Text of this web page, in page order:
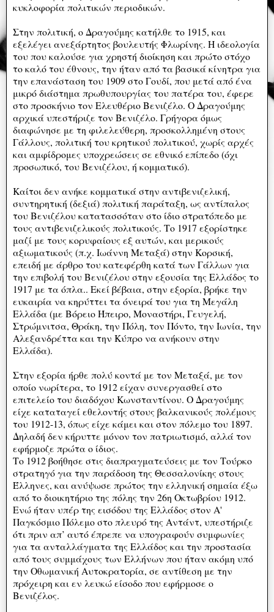
κυκλοφορία πολιτικών περιοδικών.
Στην πολιτική, ο Δραγούμης κατήλθε το 1915, και
εξελέγει ανεξάρτητος βουλευτής Φλωρίνης. Η ιδεολογία
του που καλούσε για χρηστή διοίκηση και πρώτο στόχο
το καλό του έθνους, την ήταν από τα βασικά κίνητρα για
την επανάσταση του 1909 στο Γουδί, που μετά από ένα
μικρό διάστημα πρωθυπουργίας του πατέρα του, έφερε
στο προσκήνιο τον Ελευθέριο Βενιζέλο. Ο Δραγούμης
αρχικά υπεστήριζε τον Βενιζέλο. Γρήγορα όμως
διαφώνησε με τη φιλελεύθερη, προσκολλημένη στους
Γάλλους, πολιτική του κρητικού πολιτικού, χωρίς αρχές
και αμφίδρομες υποχρεώσεις σε εθνικό επίπεδο (όχι
προσωπικό, του Βενιζέλου, ή κομματικό).
Καίτοι δεν ανήκε κομματικά στην αντιβενιζελική,
συντηρητική (δεξιά) πολιτική παράταξη, ως αντίπαλος
του Βενιζέλου κατατασσόταν στο ίδιο στρατόπεδο με
τους αντιβενιζελικούς πολιτικούς. Το 1917 εξορίστηκε
μαζί με τους κορυφαίους εξ αυτών, και μερικούς
αξιωματικούς (π.χ. Ιωάννη Μεταξά) στην Κορσική,
επειδή με άρθρο του κατεφέρθη κατά των Γάλλων για
την επιβολή του Βενιζέλου στην εξουσία της Ελλάδος το
1917 με τα όπλα.. Εκεί βέβαια, στην εξορία, βρήκε την
ευκαιρία να κηρύττει τα όνειρά του για τη Μεγάλη
Ελλάδα (με Βόρειο Ήπειρο, Μοναστήρι, Γευγελή,
Στρώμνιτσα, Θράκη, την Πόλη, τον Πόντο, την Ιωνία, την
Αλεξανδρέττα και την Κύπρο να ανήκουν στην
Ελλάδα).
Στην εξορία ήρθε πολύ κοντά με τον Μεταξά, με τον
οποίο νωρίτερα, το 1912 είχαν συνεργασθεί στο
επιτελείο του διαδόχου Κωνσταντίνου. Ο Δραγούμης
είχε καταταγεί εθελοντής στους βαλκανικούς πολέμους
του 1912-13, όπως είχε κάμει και στον πόλεμο του 1897.
Δηλαδή δεν κήρυττε μόνον τον πατριωτισμό, αλλά τον
εφήρμοζε πρώτα ο ίδιος.
Το 1912 βοήθησε στις διαπραγματεύσεις με τον Τούρκο
στρατηγό για την παράδοση της Θεσσαλονίκης στους
Έλληνες, και ανύψωσε πρώτος την ελληνική σημαία έξω
από το διοικητήριο της πόλης την 26η Οκτωβρίου 1912.
Ενώ ήταν υπέρ της εισόδου της Ελλάδος στον Α'
Παγκόσμιο Πόλεμο στο πλευρό της Αντάντ, υπεστήριζε
ότι πριν απ’ αυτό έπρεπε να υπογραφούν συμφωνίες
για τα ανταλλάγματα της Ελλάδος και την προστασία
από τους συμμάχους των Ελλήνων που ήταν ακόμη υπό
την Οθωμανική Αυτοκρατορία, σε αντίθεση με την
πρόχειρη και εν λευκώ είσοδο που εφήρμοσε ο
Βενιζέλος.